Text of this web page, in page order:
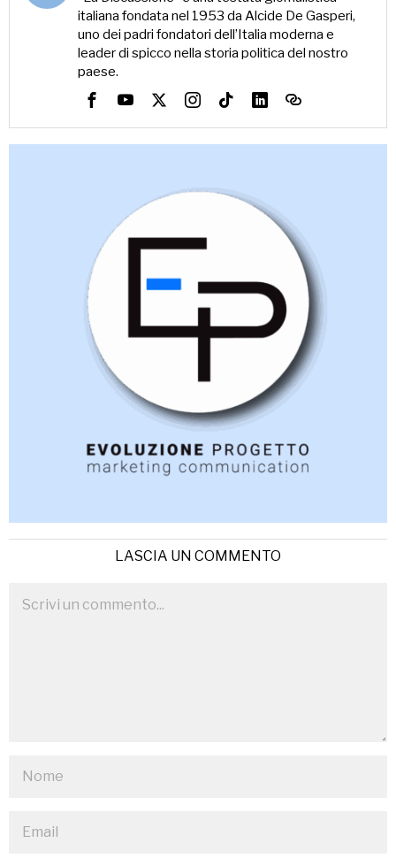
italiana fondata nel 1953 da Alcide De Gasperi,
uno dei padri fondatori dell’Italia moderna e
leader di spicco nella storia politica del nostro
paese.
LASCIA UN COMMENTO